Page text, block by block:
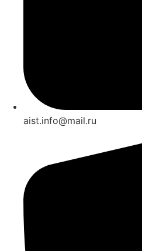
aist.info@mail.ru